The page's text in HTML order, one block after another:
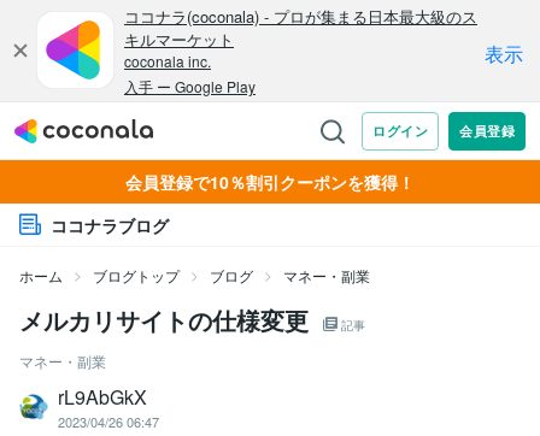
会員登録で10％割引クーポンを獲得！
ココナラブログ
ホーム ブログトップ ブログ マネー・副業
メルカリサイトの仕様変更 記事
マネー・副業
rL9AbGkX
2023/04/26 06:47